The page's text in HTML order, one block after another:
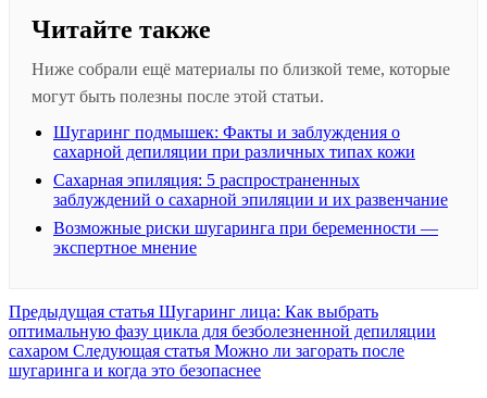
Читайте также
Ниже собрали ещё материалы по близкой теме, которые
могут быть полезны после этой статьи.
Шугаринг подмышек: Факты и заблуждения о
сахарной депиляции при различных типах кожи
Сахарная эпиляция: 5 распространенных
заблуждений о сахарной эпиляции и их развенчание
Возможные риски шугаринга при беременности —
экспертное мнение
Предыдущая статья Предыдущая
запись:
Шугаринг лица: Как выбрать
оптимальную фазу цикла для безболезненной депиляции
сахаром Следующая статья Следующая
запись:
Можно ли загорать после
шугаринга и когда это безопаснее